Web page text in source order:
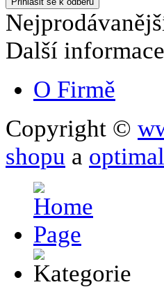
Další informace
O Firmě
Copyright ©
shopu a